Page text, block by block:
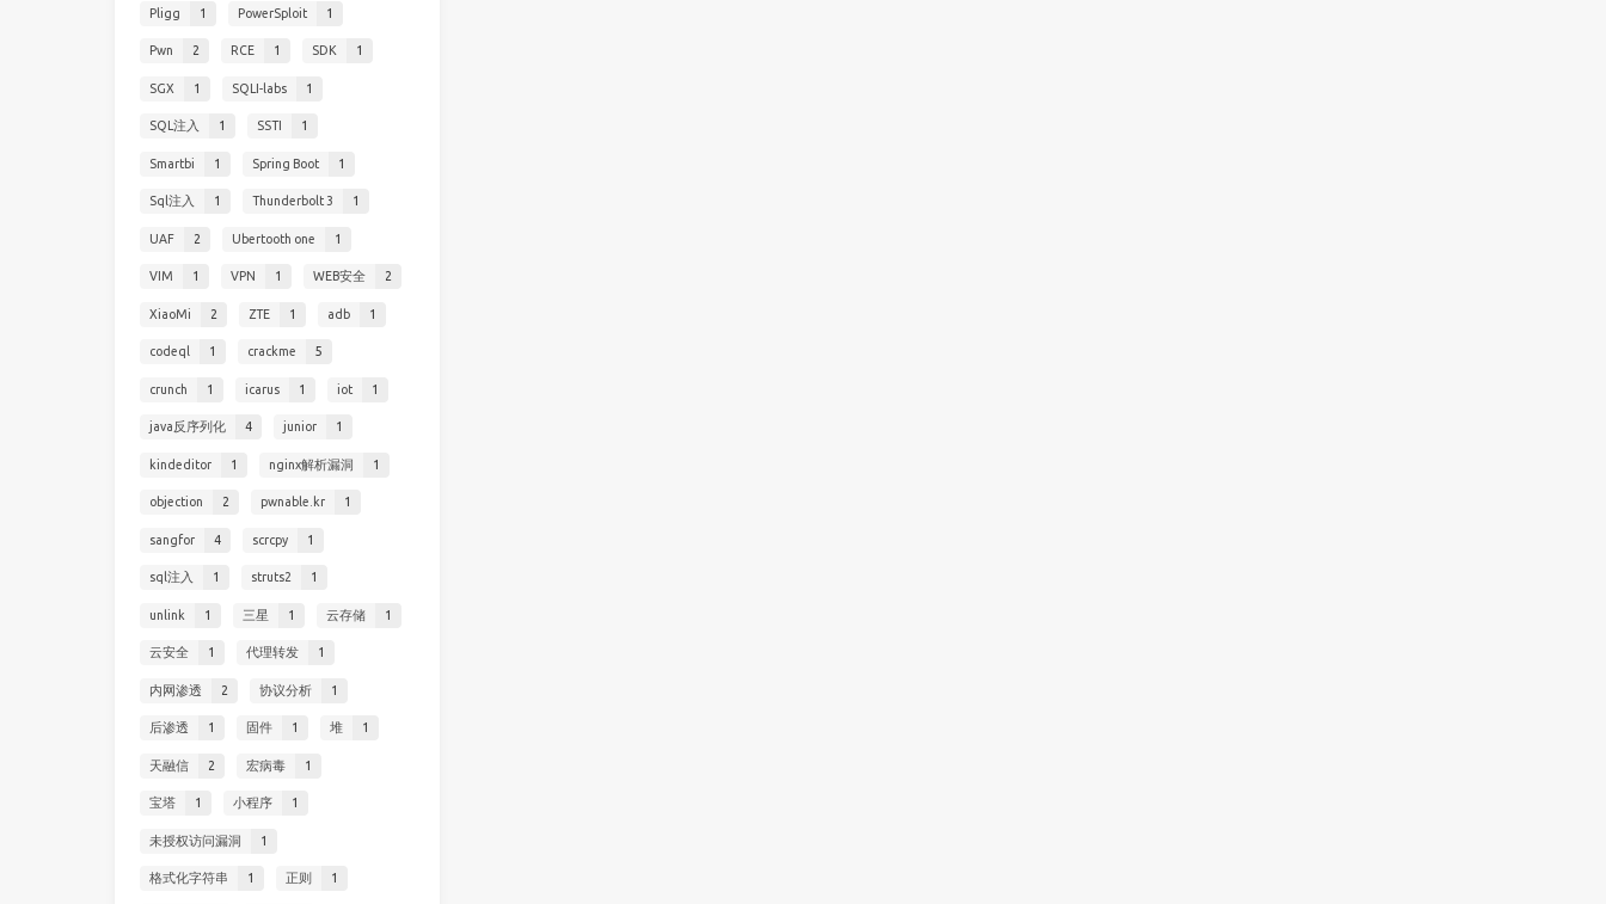
Pligg 1 PowerSploit 1
Pwn 2 RCE 1 SDK 1
SGX 1 SQLI-labs 1
SQL注入 1 SSTI 1
Smartbi 1 Spring Boot 1
Sql注入 1 Thunderbolt 3 1
UAF 2 Ubertooth one 1
VIM 1 VPN 1 WEB安全 2
XiaoMi 2 ZTE 1 adb 1
codeql 1 crackme 5
crunch 1 icarus 1 iot 1
java反序列化 4 junior 1
kindeditor 1 nginx解析漏洞 1
objection 2 pwnable.kr 1
sangfor 4 scrcpy 1
sql注入 1 struts2 1
unlink 1 三星 1 云存储 1
云安全 1 代理转发 1
内网渗透 2 协议分析 1
后渗透 1 固件 1 堆 1
天融信 2 宏病毒 1
宝塔 1 小程序 1
未授权访问漏洞 1
格式化字符串 1 正则 1